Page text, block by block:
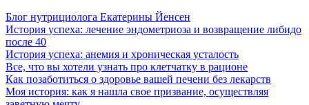
Блог нутрициолога Екатерины Йенсен
История успеха: лечение эндометриоза и возвращение либидо
после 40
История успеха: анемия и хроническая усталость
Все, что вы хотели узнать про клетчатку в рационе
Как позаботиться о здоровье вашей печени без лекарств
Моя история: как я нашла свое призвание, осуществляя